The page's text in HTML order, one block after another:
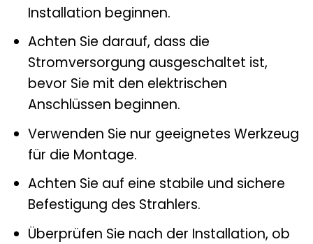
Installation beginnen.
Achten Sie darauf, dass die
Stromversorgung ausgeschaltet ist,
bevor Sie mit den elektrischen
Anschlüssen beginnen.
Verwenden Sie nur geeignetes Werkzeug
für die Montage.
Achten Sie auf eine stabile und sichere
Befestigung des Strahlers.
Überprüfen Sie nach der Installation, ob